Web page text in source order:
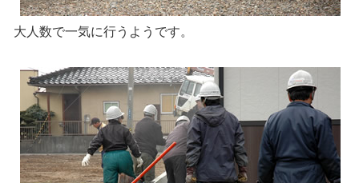
大人数で一気に行うようです。